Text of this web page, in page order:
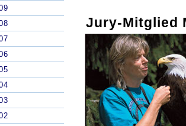
Jury-Mitglied